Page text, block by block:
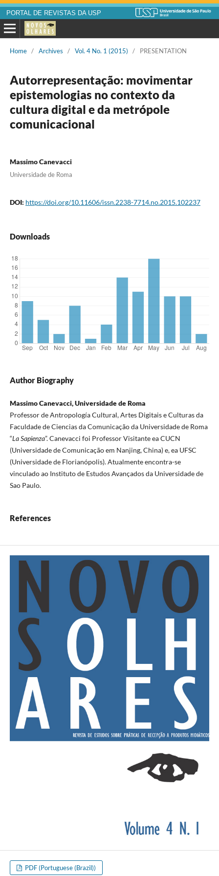
PORTAL DE REVISTAS DA USP
Home / Archives / Vol. 4 No. 1 (2015) / PRESENTATION
Autorrepresentação: movimentar
epistemologias no contexto da
cultura digital e da metrópole
comunicacional
Massimo Canevacci
Universidade de Roma
DOI: https://doi.org/10.11606/issn.2238-7714.no.2015.102237
Downloads
Author Biography
Massimo Canevacci, Universidade de Roma
Professor de Antropología Cultural, Artes Digitais e Culturas da
Faculdade de Ciencias da Comunicação da Universidade de Roma
“La Sapienza”. Canevacci foi Professor Visitante ea CUCN
(Universidade de Comunicação em Nanjing, China) e, ea UFSC
(Universidade de Florianópolis). Atualmente encontra-se
vinculado ao Instituto de Estudos Avançados da Universidade de
Sao Paulo.
References
PDF (Portuguese (Brazil))